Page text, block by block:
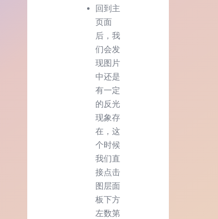
回到主
页面
后，我
们会发
现图片
中还是
有一定
的反光
现象存
在，这
个时候
我们直
接点击
图层面
板下方
左数第